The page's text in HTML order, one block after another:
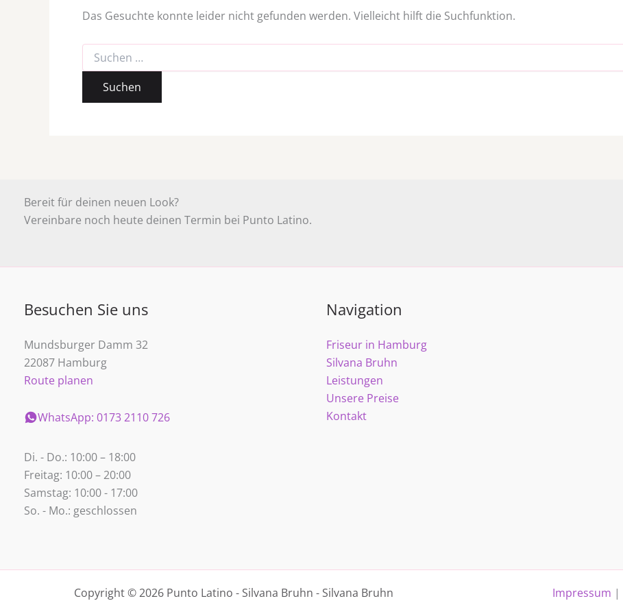
Das Gesuchte konnte leider nicht gefunden werden. Vielleicht hilft die Suchfunktion.
Bereit für deinen neuen Look?
Vereinbare noch heute deinen Termin bei Punto Latino.
Besuchen Sie uns
Mundsburger Damm 32
22087 Hamburg
Route planen
WhatsApp: 0173 2110 726
Di. - Do.: 10:00 – 18:00
Freitag: 10:00 – 20:00
Samstag: 10:00 - 17:00
So. - Mo.: geschlossen
Navigation
Friseur in Hamburg
Silvana Bruhn
Leistungen
Unsere Preise
Kontakt
Copyright © 2026 Punto Latino - Silvana Bruhn - Silvana Bruhn Impressum |